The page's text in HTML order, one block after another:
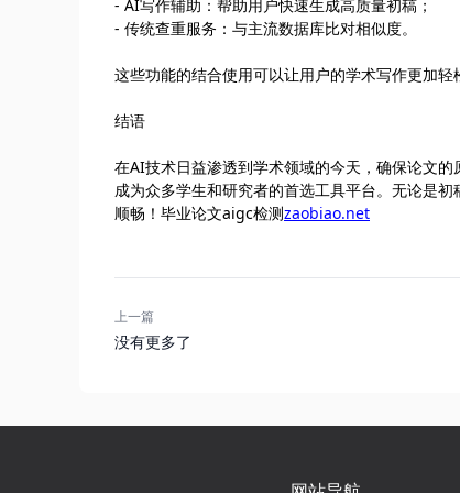
- AI写作辅助：帮助用户快速生成高质量初稿；
- 传统查重服务：与主流数据库比对相似度。
这些功能的结合使用可以让用户的学术写作更加轻
结语
在AI技术日益渗透到学术领域的今天，确保论文
成为众多学生和研究者的首选工具平台。无论是
顺畅！毕业论文aigc检测zaobiao.net
上一篇
没有更多了